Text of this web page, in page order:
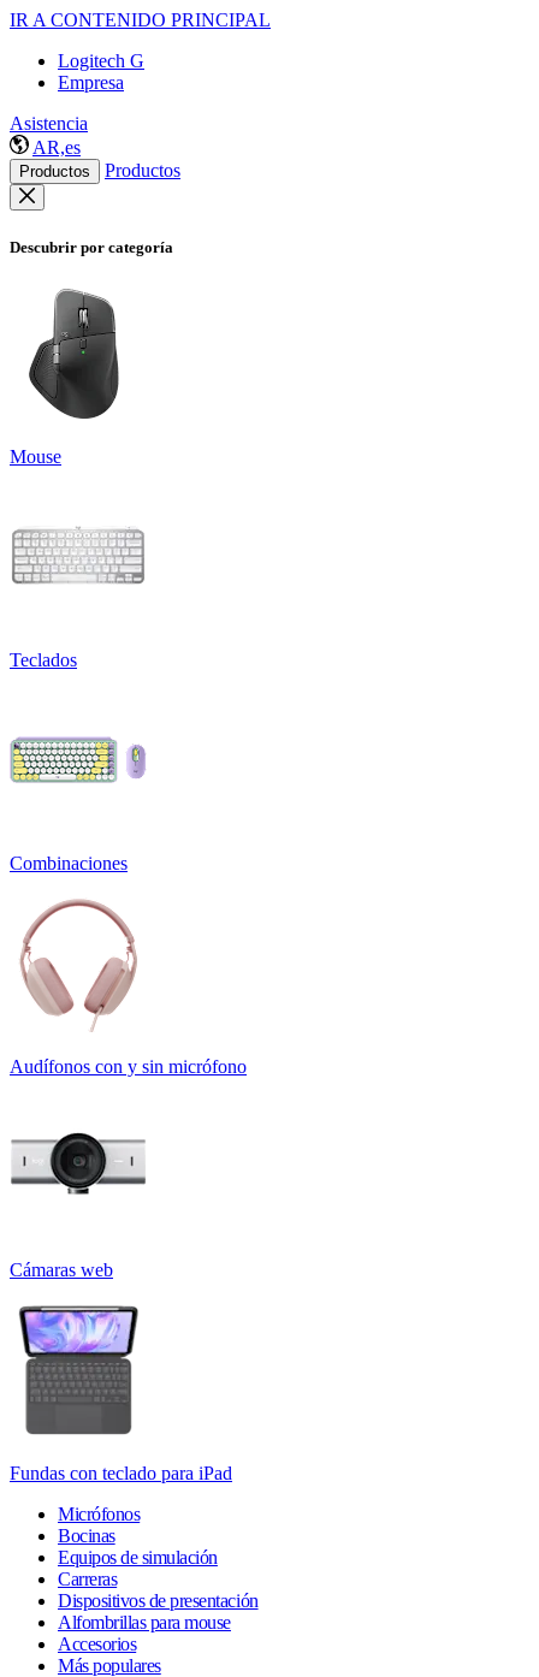
IR A CONTENIDO PRINCIPAL
Logitech G
Empresa
Asistencia
AR,es
Productos Productos
Descubrir por categoría
Mouse
Teclados
Combinaciones
Audífonos con y sin micrófono
Cámaras web
Fundas con teclado para iPad
Micrófonos
Bocinas
Equipos de simulación
Carreras
Dispositivos de presentación
Alfombrillas para mouse
Accesorios
Más populares